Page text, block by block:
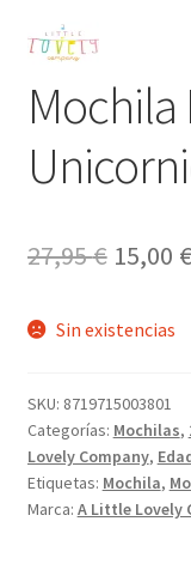
27,95€ El
original
27,95
15,00 €
Sin existencias
SKU: 8719715003801
Categorías: Mochilas,
Lovely Company,
Etiquetas: Mochila,
Marca: A Little Lovely